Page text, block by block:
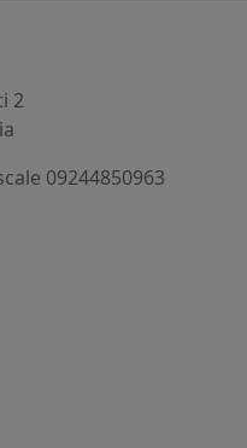
2
09244850963
scheda
nuova scheda
in una nuova scheda